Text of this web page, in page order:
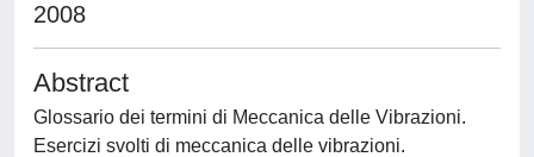
2008
Abstract
Glossario dei termini di Meccanica delle Vibrazioni.
Esercizi svolti di meccanica delle vibrazioni.